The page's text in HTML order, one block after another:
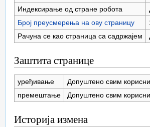
Индексирање од стране робота
Број преусмерења на ову страницу
Рачуна се као страница са садржајем
Заштита странице
уређивање
Допуштено свим
премештање
Допуштено свим
Историја измена